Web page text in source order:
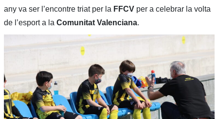
any va ser l’encontre triat per la FFCV per a celebrar la volta
de l’esport a la Comunitat Valenciana.